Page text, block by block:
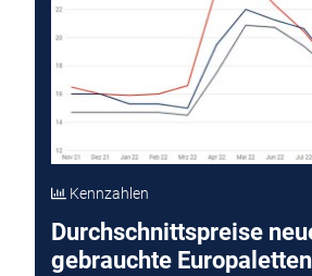
Kennzahlen
Durchschnittspreise
gebrauchte Europaletten